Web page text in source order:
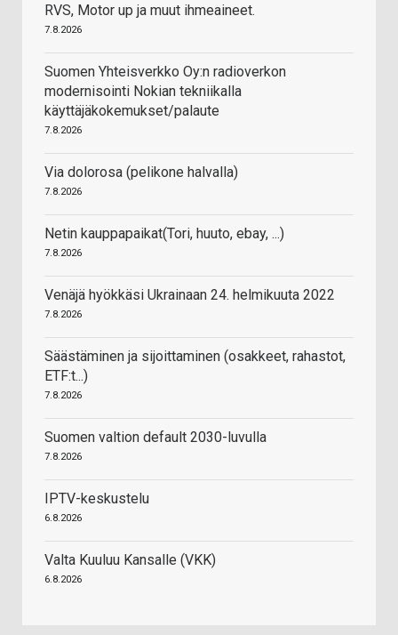
RVS, Motor up ja muut ihmeaineet.
7.8.2026
Suomen Yhteisverkko Oy:n radioverkon
modernisointi Nokian tekniikalla
käyttäjäkokemukset/palaute
7.8.2026
Via dolorosa (pelikone halvalla)
7.8.2026
Netin kauppapaikat(Tori, huuto, ebay, ...)
7.8.2026
Venäjä hyökkäsi Ukrainaan 24. helmikuuta 2022
7.8.2026
Säästäminen ja sijoittaminen (osakkeet, rahastot,
ETF:t...)
7.8.2026
Suomen valtion default 2030-luvulla
7.8.2026
IPTV-keskustelu
6.8.2026
Valta Kuuluu Kansalle (VKK)
6.8.2026